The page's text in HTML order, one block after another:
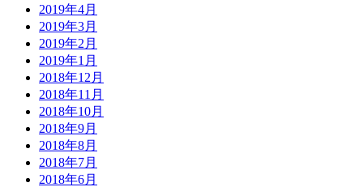
2019年4月
2019年3月
2019年2月
2019年1月
2018年12月
2018年11月
2018年10月
2018年9月
2018年8月
2018年7月
2018年6月